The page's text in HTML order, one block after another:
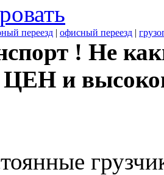
переезд | офисный переезд |
! Не
и